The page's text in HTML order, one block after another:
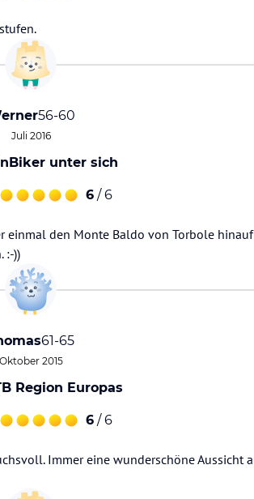
56-60
Juli 2016
unter sich
6 / 6
einmal den Monte Baldo von Torbole
:-))
61-65
Oktober 2015
Region Europas
6 / 6
Immer eine wunderschöne Aussicht